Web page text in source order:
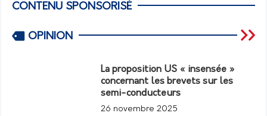
CONTENU SPONSORISÉ
OPINION
La proposition US « insensée »
concernant les brevets sur les
semi-conducteurs
26 novembre 2025